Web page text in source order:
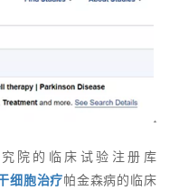
院的临床试验注册库
细胞治疗帕金森病的临床